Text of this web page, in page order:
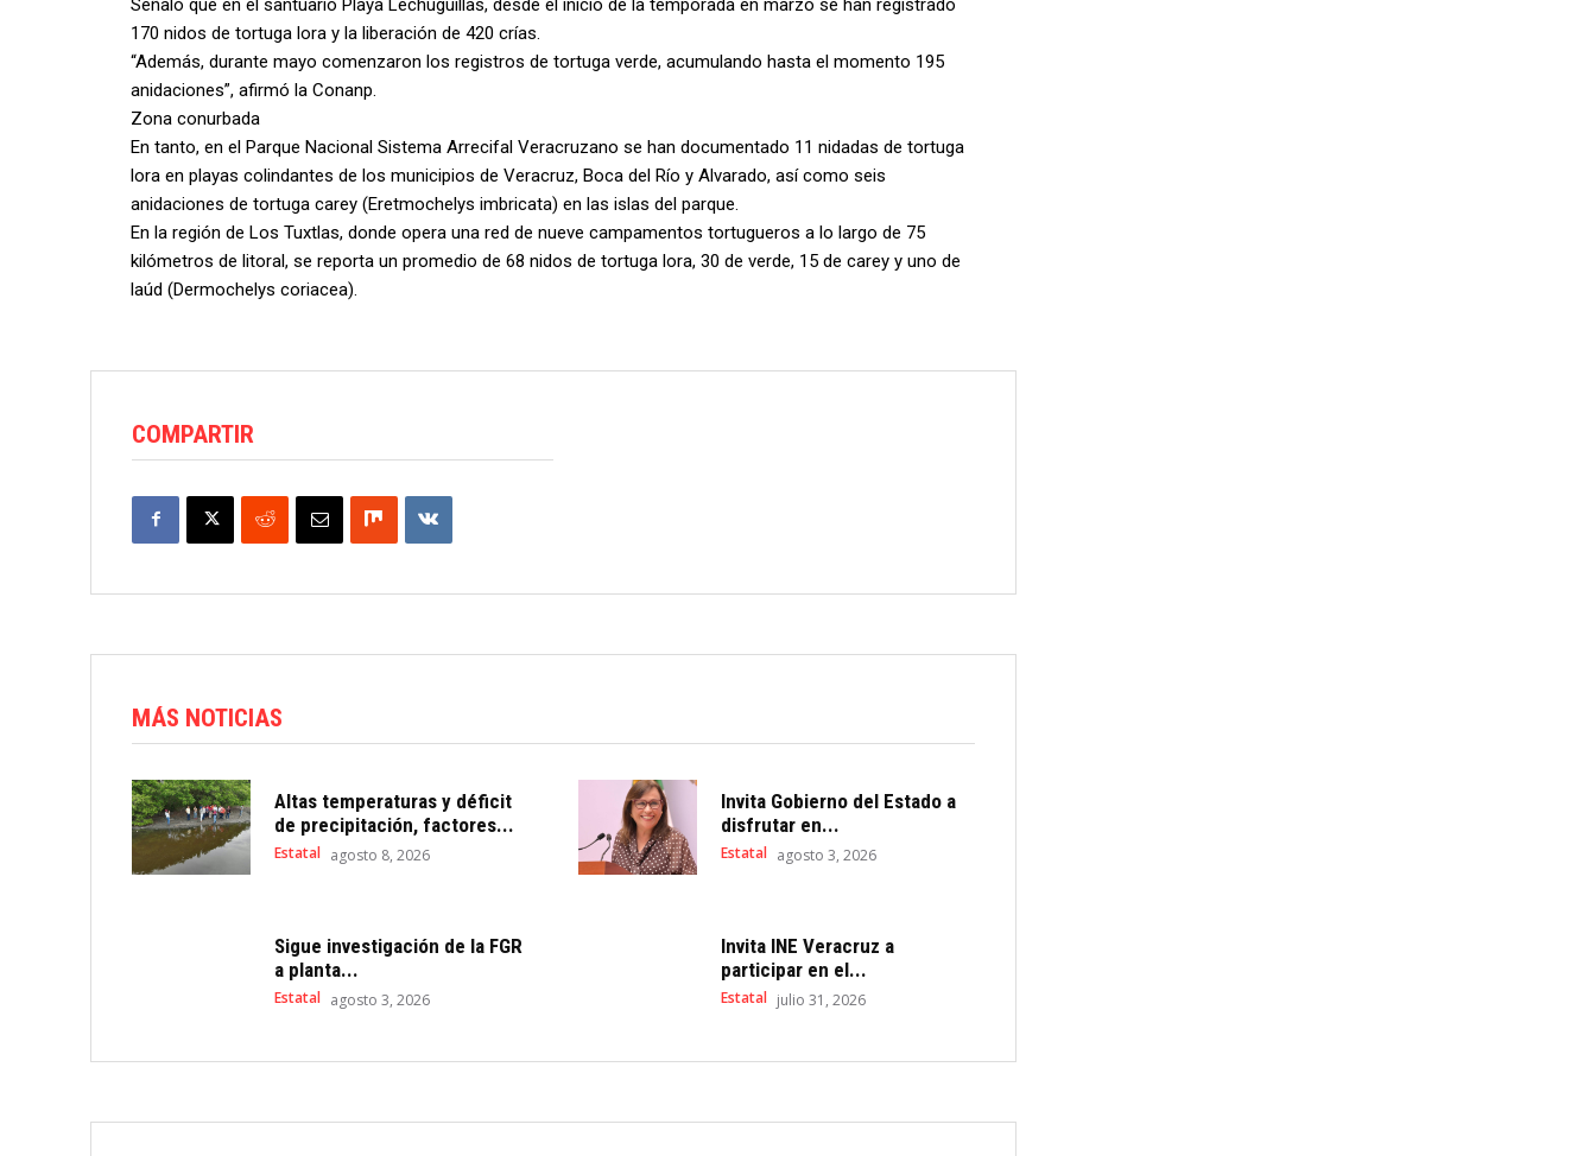
Señaló que en el santuario Playa Lechuguillas, desde el inicio de la temporada en marzo se han registrado
170 nidos de tortuga lora y la liberación de 420 crías.
“Además, durante mayo comenzaron los registros de tortuga verde, acumulando hasta el momento 195
anidaciones”, afirmó la Conanp.
Zona conurbada
En tanto, en el Parque Nacional Sistema Arrecifal Veracruzano se han documentado 11 nidadas de tortuga
lora en playas colindantes de los municipios de Veracruz, Boca del Río y Alvarado, así como seis
anidaciones de tortuga carey (Eretmochelys imbricata) en las islas del parque.
En la región de Los Tuxtlas, donde opera una red de nueve campamentos tortugueros a lo largo de 75
kilómetros de litoral, se reporta un promedio de 68 nidos de tortuga lora, 30 de verde, 15 de carey y uno de
laúd (Dermochelys coriacea).
COMPARTIR
MÁS NOTICIAS
Altas temperaturas y déficit
de precipitación, factores...
Estatal agosto 8, 2026
Invita Gobierno del Estado a
disfrutar en...
Estatal agosto 3, 2026
Sigue investigación de la FGR
a planta...
Estatal agosto 3, 2026
Invita INE Veracruz a
participar en el...
Estatal julio 31, 2026